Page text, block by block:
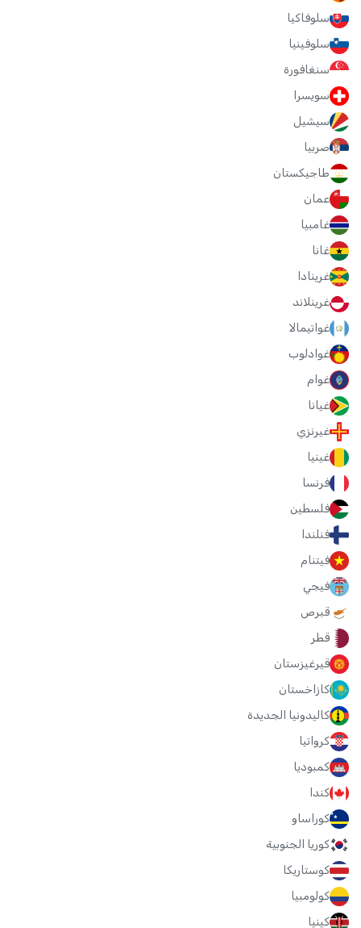
سلوفاكيا
سلوفينيا
سنغافورة
سويسرا
سيشيل
صربيا
طاجيكستان
عمان
غامبيا
غانا
غرينادا
غرينلاند
غواتيمالا
غوادلوب
غوام
غيانا
غيرنزي
غينيا
فرنسا
فلسطين
فنلندا
فيتنام
فيجي
قبرص
قطر
قيرغيزستان
كازاخستان
كاليدونيا الجديدة
كرواتيا
كمبوديا
كندا
كوراساو
كوريا الجنوبية
كوستاريكا
كولومبيا
كينيا